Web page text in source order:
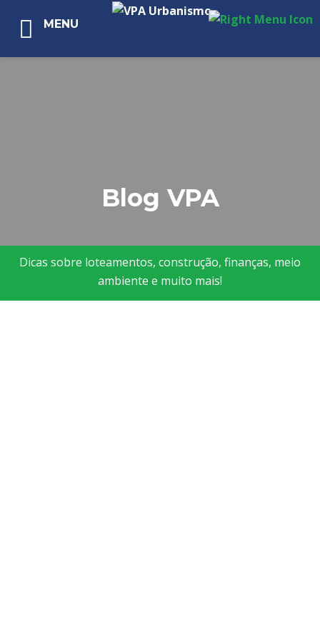
Blog VPA
Dicas sobre loteamentos, construção, finanças, meio
ambiente e muito mais!
MENU